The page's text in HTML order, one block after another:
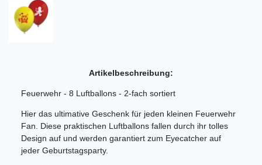
Artikelbeschreibung:
Feuerwehr - 8 Luftballons - 2-fach sortiert
Hier das ultimative Geschenk für jeden kleinen Feuerwehr
Fan. Diese praktischen Luftballons fallen durch ihr tolles
Design auf und werden garantiert zum Eyecatcher auf
jeder Geburtstagsparty.